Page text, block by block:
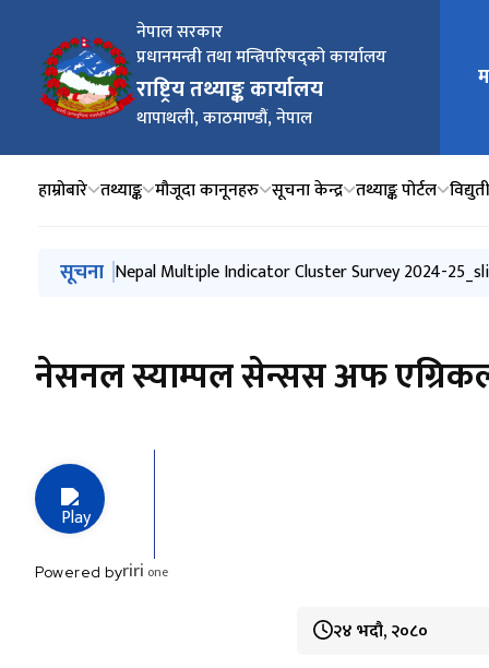
नेपाल सरकार
प्रधानमन्त्री तथा मन्त्रिपरिषद्को कार्यालय
राष्ट्रिय तथ्याङ्क कार्यालय
थापाथली, काठमाण्डौं, नेपाल
मुख्य
हाम्रोबारे तथ्याङ्क मौजूदा कानूनहरु सूचना केन्द्र तथ्याङ्क पोर्टल
मुख्य नेभिगेसनमा जानुहोस्
सूचना राष्ट्रिय तथ्याङ्क परिषद्को छैठौं बैठकका निर्णय २०८३।०३।०८
लिलाम सूचना १
Nepal Multiple Indicator Cluster Survey 2024-
Nepal Multiple Indicator Cluster Survey 2024-25
राष्ट्रिय तथ्याङ्क परिषद्को पाँचौ बैठकका निर्णय
नेसनल स्याम्पल सेन्सस अफ
Powered byriri one
२४ भदौ, २०८०